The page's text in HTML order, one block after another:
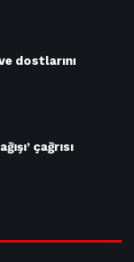
dostlarını
çağrısı